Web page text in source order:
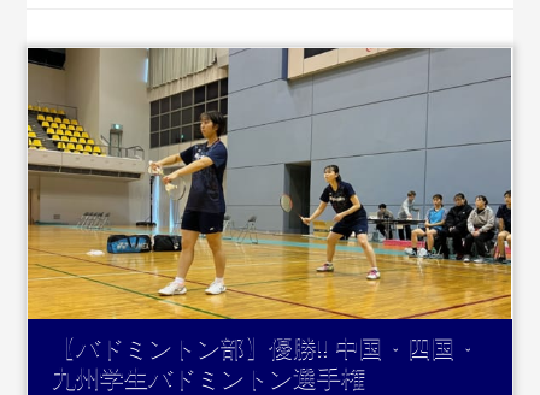
...続きを読む
【バドミントン部】優勝‼ 中国・四国・
九州学生バドミントン選手権